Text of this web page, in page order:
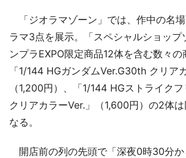
「ジオラマゾーン」では、作中の名
ラマ3点を展示。「スペシャルショップ
ンプラEXPO限定商品12体を含む数々の
「1/144 HGガンダムVer.G30th クリア
（1,200円）、「1/144 HGストライク
クリアカラーVer.」（1,600円）の2体
なる。
開店前の列の先頭で「深夜0時30分か